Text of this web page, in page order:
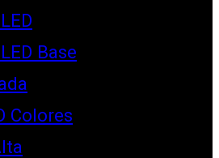
Base
Colores